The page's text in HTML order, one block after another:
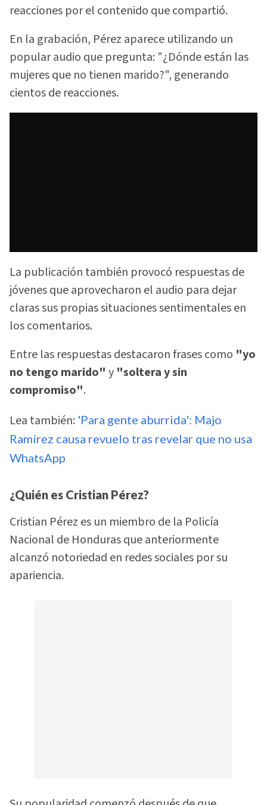
reacciones por el contenido que compartió.
En la grabación, Pérez aparece utilizando un
popular audio que pregunta: "¿Dónde están las
mujeres que no tienen marido?", generando
cientos de reacciones.
La publicación también provocó respuestas de
jóvenes que aprovecharon el audio para dejar
claras sus propias situaciones sentimentales en
los comentarios.
Entre las respuestas destacaron frases como "yo
no tengo marido" y "soltera y sin
compromiso".
Lea también: 'Para gente aburrida': Majo
Ramírez causa revuelo tras revelar que no usa
WhatsApp
¿Quién es Cristian Pérez?
Cristian Pérez es un miembro de la Policía
Nacional de Honduras que anteriormente
alcanzó notoriedad en redes sociales por su
apariencia.